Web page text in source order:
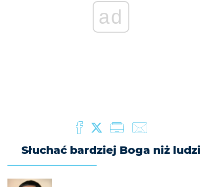
ad
Słuchać bardziej Boga niż ludzi